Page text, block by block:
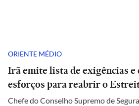
ORIENTE MÉDIO
Irã emite lista de exigências e
esforços para reabrir o
Chefe do Conselho Supremo de